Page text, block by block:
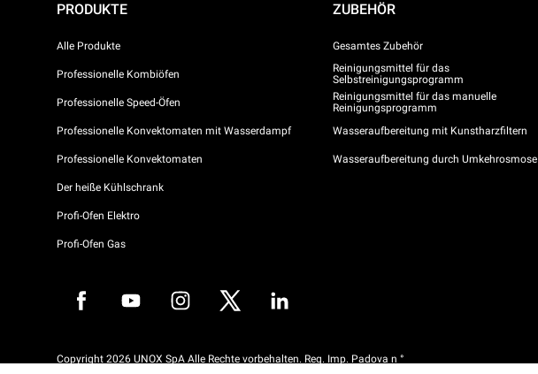
PRODUKTE
Alle Produkte
Professionelle Kombiöfen
Professionelle Speed-Öfen
Professionelle Konvektomaten mit Wasserdampf
Professionelle Konvektomaten
Der heiße Kühlschrank
Profi-Ofen Elektro
Profi-Ofen Gas
ZUBEHÖR
Gesamtes Zubehör
Reinigungsmittel für das
Selbstreinigungsprogramm
Reinigungsmittel für das manuelle
Reinigungsprogramm
Wasseraufbereitung mit Kunstharzfiltern
Wasseraufbereitung durch Umkehrosmose
Copyright 2026 UNOX SpA Alle Rechte vorbehalten. Reg. Imp. Padova n °